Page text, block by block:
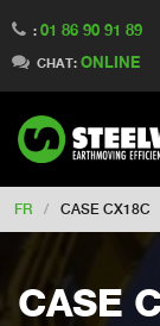
: 01 86 90 91 89
CHAT: ONLINE
Switch
Switch
Switch
Switch
Change
FR / CASE CX18C
CASE